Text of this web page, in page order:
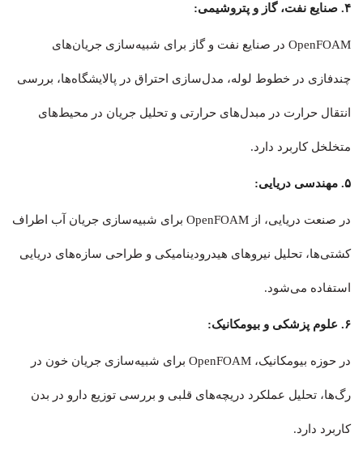
۴. صنایع نفت، گاز و پتروشیمی:
OpenFOAM در صنایع نفت و گاز برای شبیه‌سازی جریان‌های
چندفازی در خطوط لوله، مدل‌سازی احتراق در پالایشگاه‌ها، بررسی
انتقال حرارت در مبدل‌های حرارتی و تحلیل جریان در محیط‌های
متخلخل کاربرد دارد.
۵. مهندسی دریایی:
در صنعت دریایی، از OpenFOAM برای شبیه‌سازی جریان آب اطراف
کشتی‌ها، تحلیل نیروهای هیدرودینامیکی و طراحی سازه‌های دریایی
استفاده می‌شود.
۶. علوم پزشکی و بیومکانیک:
در حوزه بیومکانیک، OpenFOAM برای شبیه‌سازی جریان خون در
رگ‌ها، تحلیل عملکرد دریچه‌های قلبی و بررسی توزیع دارو در بدن
کاربرد دارد.